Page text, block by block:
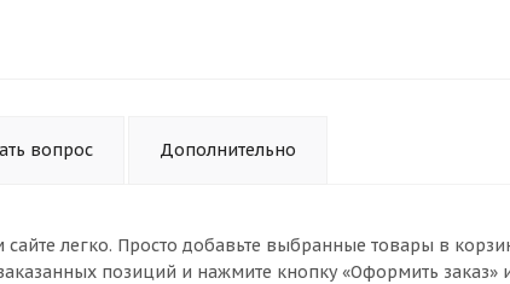
вопрос Дополнительно
легко. Просто добавьте выбранные товары в
позиций и нажмите кнопку «Оформить заказ»